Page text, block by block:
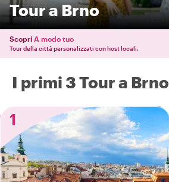
Tour a Brno
Scopri A modo tuo
Tour della città personalizzati con host locali.
I primi 3 Tour a Brno
1